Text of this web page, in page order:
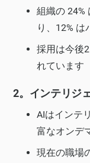
組織の 24%
り、12%
採用は今後
れています
2。インテリジ
AIはインテ
富なオンデ
現在の職場